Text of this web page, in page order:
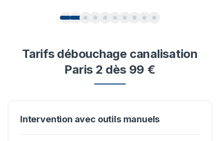
Tarifs débouchage canalisation
Paris 2 dès 99 €
Intervention avec outils manuels